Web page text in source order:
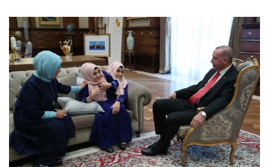
РАЗСЛЕДВАНЕ
БИЗНЕС
ЮГ
Управители:
Веселин
Василев,
email:
v.vasilev@flagman.bg
Катя
Касабова,
еmail: k.kassabova@flagman.bg